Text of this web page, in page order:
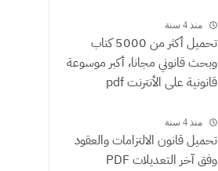
منذ 4 سنة
تحميل أكثر من 5000 كتاب
وبحث قانوني مجانا، أكبر موسوعة
قانونية على الأنترنت pdf
منذ 4 سنة
تحميل قانون الالتزامات والعقود
وفق آخر التعديلات PDF